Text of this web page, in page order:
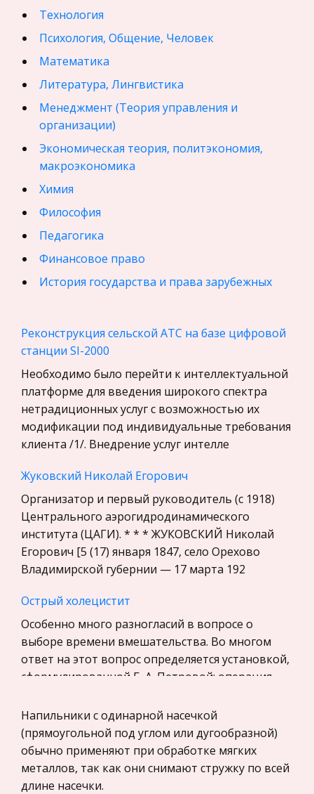
Технология
Психология, Общение, Человек
Математика
Литература, Лингвистика
Менеджмент (Теория управления и
организации)
Экономическая теория, политэкономия,
макроэкономика
Химия
Философия
Педагогика
Финансовое право
История государства и права зарубежных
Физика
Искусство, Культура, Литература
Компьютерные сети
Материаловедение
Авиация
Бухгалтерский учет
История
Уголовное право
Экскурсии и туризм
Маркетинг, товароведение, реклама
Социология
Религия
Культурология
Экологическое право
Теория государства и права
История отечественного государства и
права
Микроэкономика, экономика предприятия,
Реконструкция сельской АТС на базе цифровой
станции SI-2000
Необходимо было перейти к интеллектуальной
платформе для введения широкого спектра
нетрадиционных услуг с возможностью их
модификации под индивидуальные требования
клиента /1/. Внедрение услуг интелле
Жуковский Николай Егорович
Организатор и первый руководитель (с 1918)
Центрального аэрогидродинамического
института (ЦАГИ). * * * ЖУКОВСКИЙ Николай
Егорович [5 (17) января 1847, село Орехово
Владимирской губернии — 17 марта 192
Острый холецистит
Особенно много разногласий в вопросе о
выборе времени вмешательства. Во многом
ответ на этот вопрос определяется установкой,
сформулированной Б. А. Петровой: операция
Сергей Довлатов (1941—1990). Жизнь.
Творчество. Воспоминания современников
Анекдоты из собственной жизни, а также из
жизни знакомых и «знакомых незнакомцев»,
Напильники с одинарной насечкой
(прямоугольной под углом или дугообразной)
обычно применяют при обработке мягких
металлов, так как они снимают стружку по всей
длине насечки.